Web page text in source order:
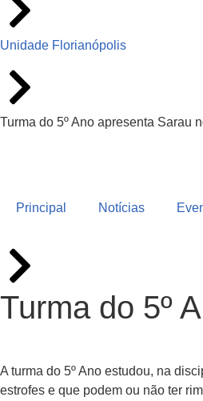
Unidade Florianópolis
Turma do 5º Ano apresenta Sarau
Principal Notícias
Turma do 5º
A turma do 5º Ano estudou, na
estrofes e que podem ou não ter